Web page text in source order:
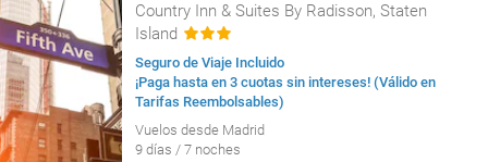
Country Inn & Suites By Radisson, Staten
Island
Seguro de Viaje Incluido
¡Paga hasta en 3 cuotas sin intereses! (Válido en
Tarifas Reembolsables)
Vuelos desde Madrid
9 días / 7 noches